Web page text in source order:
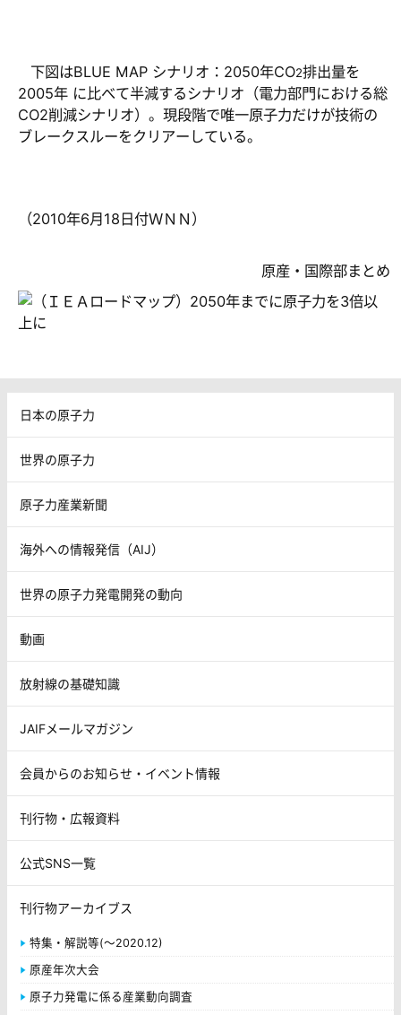
下図はBLUE MAP シナリオ： 2050年CO2排出量を
2005年 に比べて半減するシナリオ（電力部門における総
CO2削減シナリオ）。現段階で唯一原子力だけが技術の
ブレークスルーをクリアーしている。
（2010年6月 18 日付ＷＮＮ）
原産・国際部まとめ
日本の原子力
世界の原子力
原子力産業新聞
海外への情報発信（AIJ）
世界の原子力発電開発の動向
動画
放射線の基礎知識
JAIFメールマガジン
会員からのお知らせ・イベント情報
刊行物・広報資料
公式SNS一覧
刊行物アーカイブス
特集・解説等(～2020.12)
原産年次大会
原子力発電に係る産業動向調査